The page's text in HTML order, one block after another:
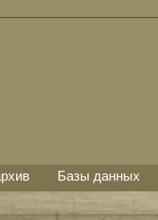
Базы данных